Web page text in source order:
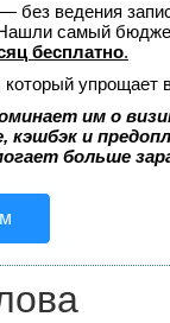
без ведения
Нашли самый
бесплатно.
упрощает
им о
кэшбэк и
больше